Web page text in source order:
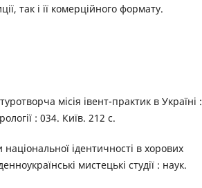
так і її комерційного формату.
місія івент-практик в Україні :
: 034. Київ. 212 с.
ідентичності в хорових
мистецькі студії : наук.